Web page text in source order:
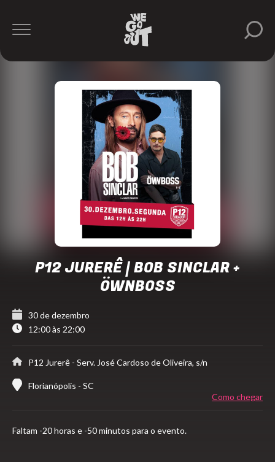
Bob
Öwnboss
P12
P12 JURERÊ | BOB SINCLAR +
ÖWNBOSS
30 de dezembro
12:00 às 22:00
P12 Jurerê - Serv. José Cardoso de Oliveira, s/n
Florianópolis - SC
Como chegar
Faltam -20 horas e -50 minutos para o evento.